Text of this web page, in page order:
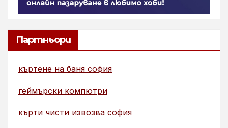
Партньори
къртене на баня софия
геймърски компютри
кърти чисти извозва софия